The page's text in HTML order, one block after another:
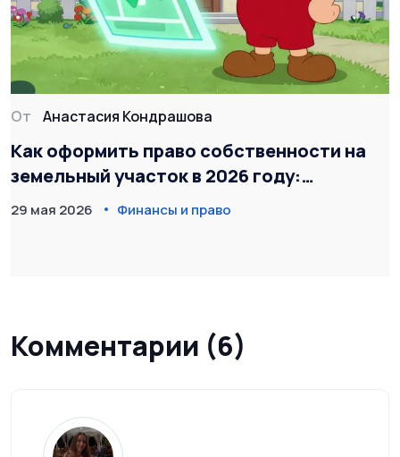
От Анастасия Кондрашова
Как оформить право собственности на
земельный участок в 2026 году:
пошаговая инструкция
29 мая 2026 Финансы и право
Комментарии (6)